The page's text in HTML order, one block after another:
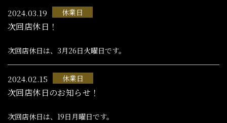
2024.03.19 休業日
次回店休日！
次回店休日は、3月26日火曜日です。
2024.02.15 休業日
次回店休日のお知らせ！
次回店休日は、19日月曜日です。